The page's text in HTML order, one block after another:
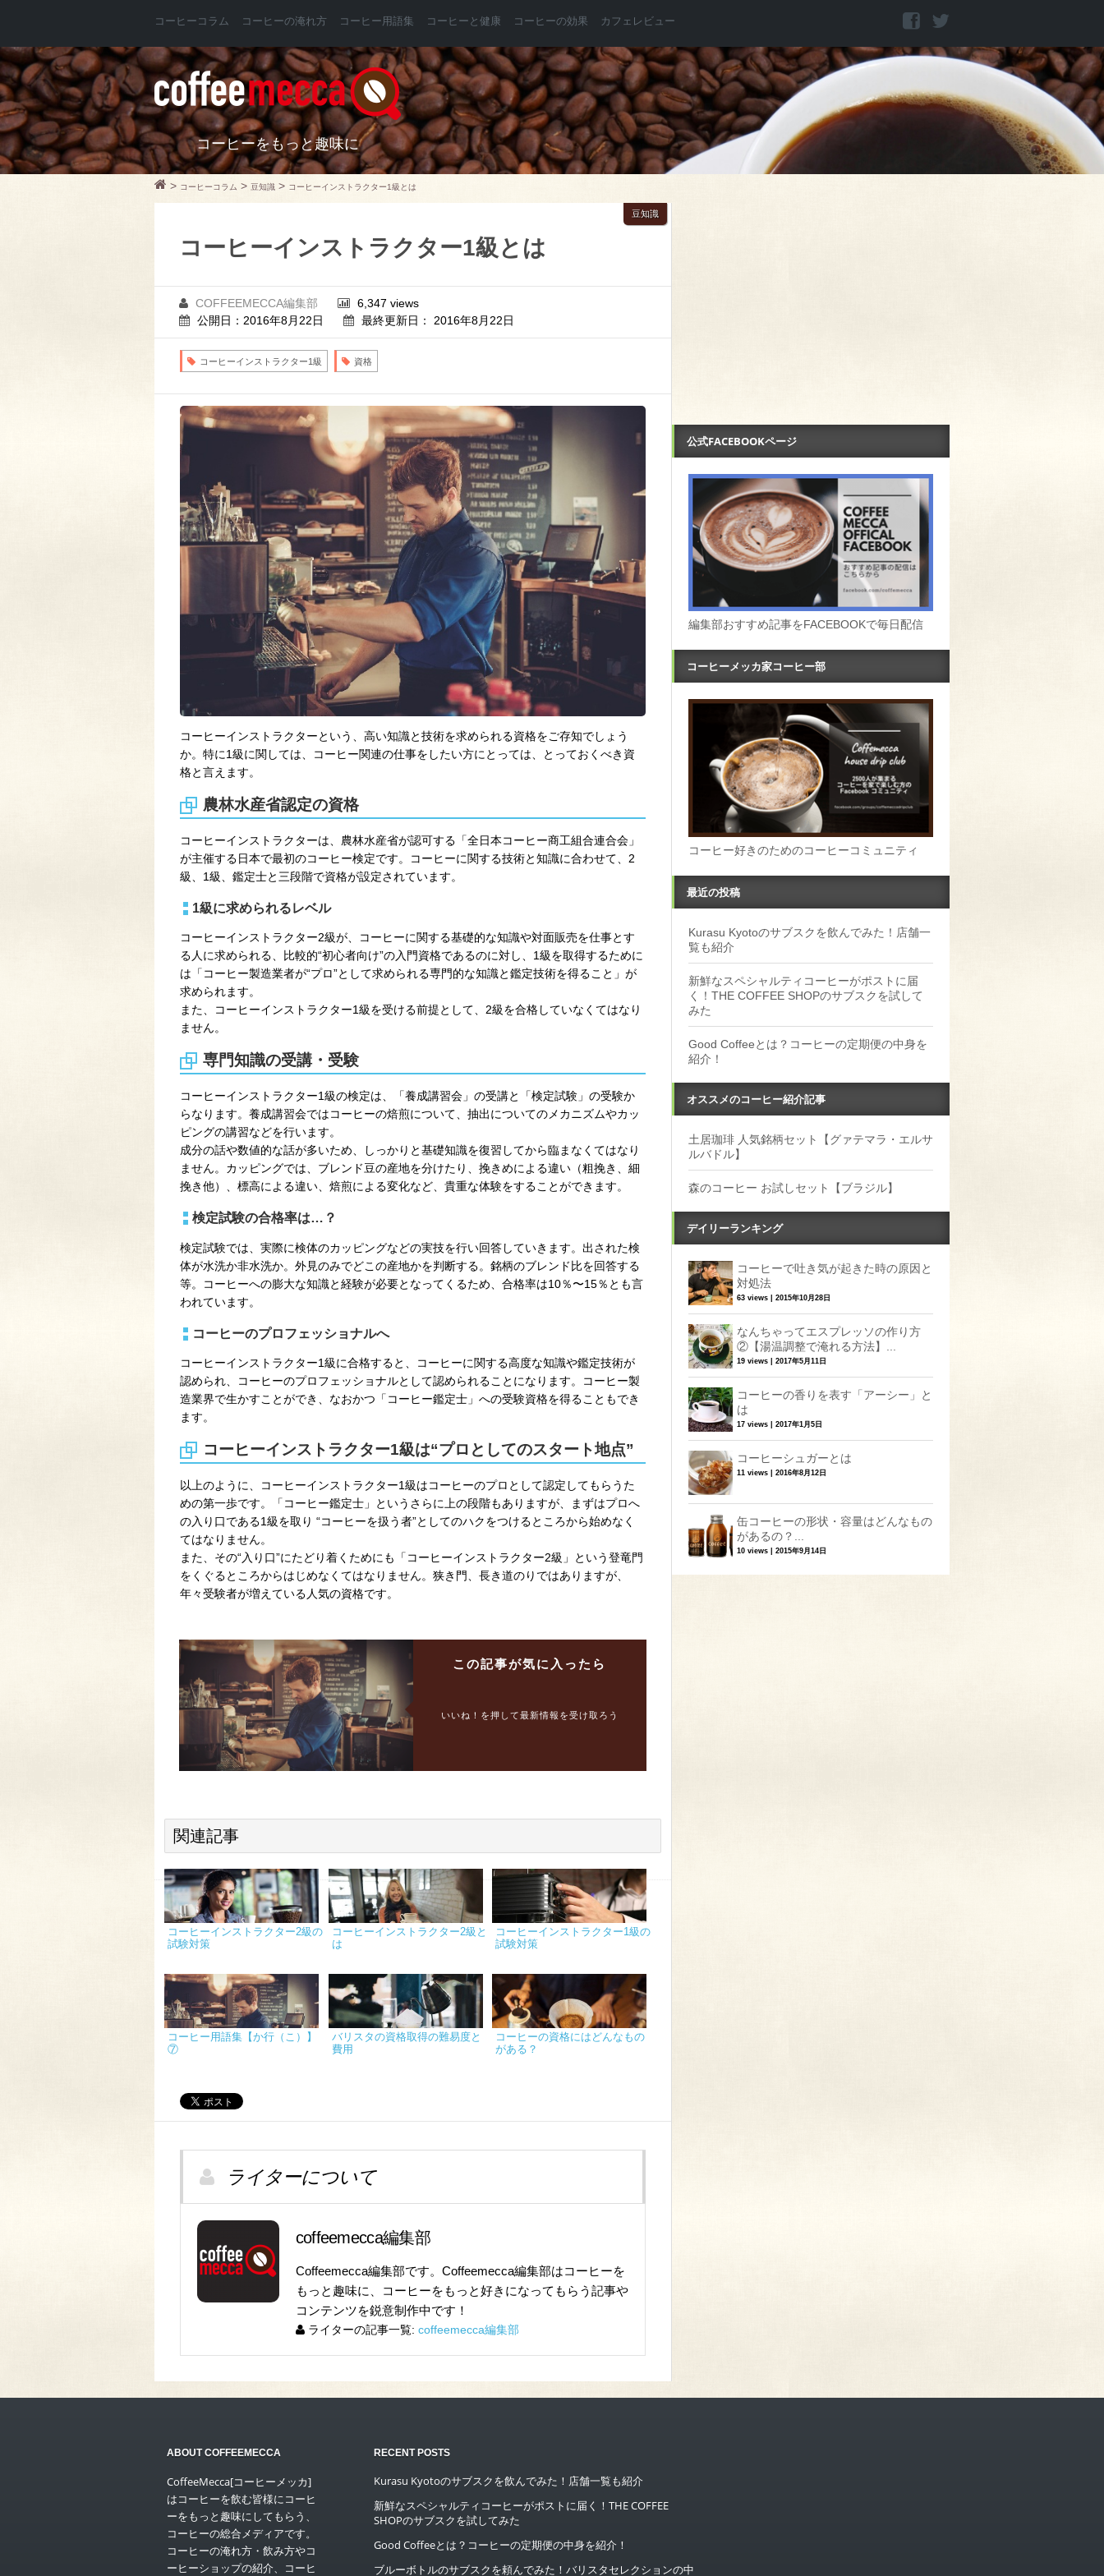
コーヒーコラム コーヒーの淹れ方 コーヒー用語集 コーヒーと健康 コーヒーの効果 カフェレビュー
コーヒーをもっと趣味に
> コーヒーコラム > 豆知識 > コーヒーインストラクター1級とは
コーヒーインストラクター1級とは
豆知識
COFFEEMECCA編集部
6,347 views
公開日：2016年8月22日
最終更新日： 2016年8月22日
コーヒーインストラクター1級 資格
コーヒーインストラクターという、高い知識と技術を求められる資格をご存知でしょう
か。特に1級に関しては、コーヒー関連の仕事をしたい方にとっては、とっておくべき資
格と言えます。
農林水産省認定の資格
コーヒーインストラクターは、農林水産省が認可する「全日本コーヒー商工組合連合会」
が主催する日本で最初のコーヒー検定です。コーヒーに関する技術と知識に合わせて、2
級、1級、鑑定士と三段階で資格が設定されています。
1級に求められるレベル
コーヒーインストラクター2級が、コーヒーに関する基礎的な知識や対面販売を仕事とす
る人に求められる、比較的“初心者向け”の入門資格であるのに対し、1級を取得するために
は「コーヒー製造業者が“プロ”として求められる専門的な知識と鑑定技術を得ること」が
求められます。
また、コーヒーインストラクター1級を受ける前提として、2級を合格していなくてはなり
ません。
専門知識の受講・受験
コーヒーインストラクター1級の検定は、「養成講習会」の受講と「検定試験」の受験か
らなります。養成講習会ではコーヒーの焙煎について、抽出についてのメカニズムやカッ
ピングの講習などを行います。
成分の話や数値的な話が多いため、しっかりと基礎知識を復習してから臨まなくてはなり
ません。カッピングでは、ブレンド豆の産地を分けたり、挽きめによる違い（粗挽き、細
挽き他）、標高による違い、焙煎による変化など、貴重な体験をすることができます。
検定試験の合格率は…？
検定試験では、実際に検体のカッピングなどの実技を行い回答していきます。出された検
体が水洗か非水洗か。外見のみでどこの産地かを判断する。銘柄のブレンド比を回答する
等。コーヒーへの膨大な知識と経験が必要となってくるため、合格率は10％〜15％とも言
われています。
コーヒーのプロフェッショナルへ
コーヒーインストラクター1級に合格すると、コーヒーに関する高度な知識や鑑定技術が
認められ、コーヒーのプロフェッショナルとして認められることになります。コーヒー製
造業界で生かすことができ、なおかつ「コーヒー鑑定士」への受験資格を得ることもでき
ます。
コーヒーインストラクター1級は“プロとしてのスタート地点”
以上のように、コーヒーインストラクター1級はコーヒーのプロとして認定してもらうた
めの第一歩です。「コーヒー鑑定士」というさらに上の段階もありますが、まずはプロへ
の入り口である1級を取り “コーヒーを扱う者”としてのハクをつけるところから始めなく
てはなりません。
また、その“入り口”にたどり着くためにも「コーヒーインストラクター2級」という登竜門
をくぐるところからはじめなくてはなりません。狭き門、長き道のりではありますが、
年々受験者が増えている人気の資格です。
この記事が気に入ったら
いいね！を押して最新情報を受け取ろう
関連記事
コーヒーインストラクター2級の
試験対策
コーヒーインストラクター2級と
は
コーヒーインストラクター1級の
試験対策
コーヒー用語集【か行（こ）】
⑦
バリスタの資格取得の難易度と
費用
コーヒーの資格にはどんなもの
がある？
ライターについて
coffeemecca編集部
Coffeemecca編集部です。Coffeemecca編集部はコーヒーを
もっと趣味に、コーヒーをもっと好きになってもらう記事や
コンテンツを鋭意制作中です！
ライターの記事一覧: coffeemecca編集部
公式FACEBOOKページ
編集部おすすめ記事をFACEBOOKで毎日配信
コーヒーメッカ家コーヒー部
コーヒー好きのためのコーヒーコミュニティ
最近の投稿
Kurasu Kyotoのサブスクを飲んでみた！店舗一
覧も紹介
新鮮なスペシャルティコーヒーがポストに届
く！THE COFFEE SHOPのサブスクを試して
みた
Good Coffeeとは？コーヒーの定期便の中身を
紹介！
オススメのコーヒー紹介記事
土居珈琲 人気銘柄セット【グァテマラ・エルサ
ルバドル】
森のコーヒー お試しセット【ブラジル】
デイリーランキング
コーヒーで吐き気が起きた時の原因と
対処法
63 views 2015年10月28日
なんちゃってエスプレッソの作り方
②【湯温調整で淹れる方法】...
19 views 2017年5月11日
コーヒーの香りを表す「アーシー」と
は
17 views 2017年1月5日
コーヒーシュガーとは
11 views 2016年8月12日
缶コーヒーの形状・容量はどんなもの
があるの？...
10 views 2015年9月14日
ABOUT COFFEEMECCA
CoffeeMecca[コーヒーメッカ]
はコーヒーを飲む皆様にコーヒ
ーをもっと趣味にしてもらう、
コーヒーの総合メディアです。
コーヒーの淹れ方・飲み方やコ
ーヒーショップの紹介、コーヒ
RECENT POSTS
Kurasu Kyotoのサブスクを飲んでみた！店舗一覧も紹介
新鮮なスペシャルティコーヒーがポストに届く！THE COFFEE
SHOPのサブスクを試してみた
Good Coffeeとは？コーヒーの定期便の中身を紹介！
ブルーボトルのサブスクを頼んでみた！バリスタセレクションの中